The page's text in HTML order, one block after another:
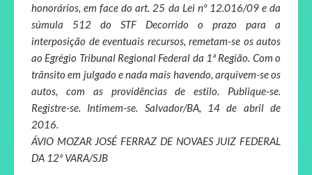
honorários, em face do art. 25 da Lei nº 12.016/09 e da
súmula 512 do STF Decorrido o prazo para a
interposição de eventuais recursos, remetam-se os autos
ao Egrégio Tribunal Regional Federal da 1ª Região. Com o
trânsito em julgado e nada mais havendo, arquivem-se os
autos, com as providências de estilo. Publique-se.
Registre-se. Intimem-se. Salvador/BA, 14 de abril de
2016.
ÁVIO MOZAR JOSÉ FERRAZ DE NOVAES JUIZ FEDERAL
DA 12ª VARA/SJB